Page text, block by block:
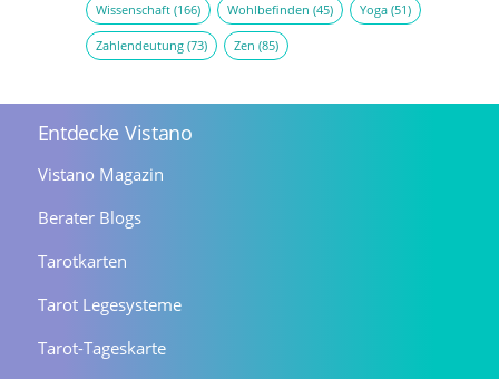
Wissenschaft(166) Wohlbefinden (45) Yoga(51)
Zahlendeutung(73) Zen (85)
Entdecke Vistano
Vistano Magazin
Berater Blogs
Tarotkarten
Tarot Legesysteme
Tarot-Tageskarte